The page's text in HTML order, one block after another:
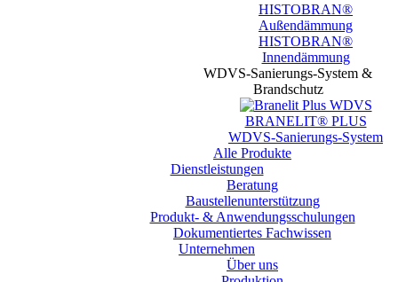
HISTOBRAN®
Außendämmung
HISTOBRAN®
Innendämmung
WDVS-Sanierungs-System &
Brandschutz
BRANELIT® PLUS
WDVS-Sanierungs-System
Alle Produkte
Dienstleistungen
Beratung
Baustellen­unterstützung
Produkt- & Anwendungsschulungen
Dokumentiertes Fachwissen
Unternehmen
Über uns